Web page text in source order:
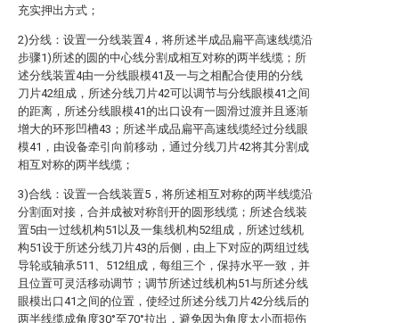
充实押出方式；
2)分线：设置一分线装置4，将所述半成品扁平高速线缆沿
步骤1)所述的圆的中心线分割成相互对称的两半线缆；所
述分线装置4由一分线眼模41及一与之相配合使用的分线
刀片42组成，所述分线刀片42可以调节与分线眼模41之间
的距离，所述分线眼模41的出口设有一圆滑过渡并且逐渐
增大的环形凹槽43；所述半成品扁平高速线缆经过分线眼
模41，由设备牵引向前移动，通过分线刀片42将其分割成
相互对称的两半线缆；
3)合线：设置一合线装置5，将所述相互对称的两半线缆沿
分割面对接，合并成被对称剖开的圆形线缆；所述合线装
置5由一过线机构51以及一集线机构52组成，所述过线机
构51设于所述分线刀片43的后侧，由上下对应的两组过线
导轮或轴承511、512组成，每组三个，保持水平一致，并
且位置可灵活移动调节；调节所述过线机构51与所述分线
眼模出口41之间的位置，使经过所述分线刀片42分线后的
两半线缆成角度30°至70°拉出，避免因为角度太小而损伤